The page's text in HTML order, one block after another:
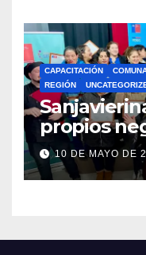
CAPACITACIÓN
REGIÓN
propios
capacitarse
10 DE MAYO DE